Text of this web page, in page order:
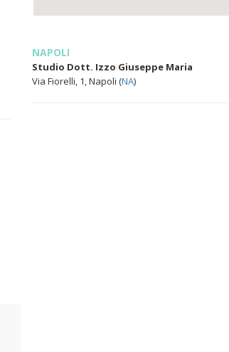
NAPOLI
Studio Dott. Izzo Giuseppe Maria
Via Fiorelli, 1, Napoli (NA)